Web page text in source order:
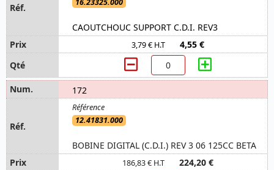
CAOUTCHOUC SUPPORT C.D.I. REV3
3,79 € H.T 4,55 €
172
12.41831.000
BOBINE DIGITAL (C.D.I.) REV 3 06 125CC BETA
186,83 € H.T 224,20 €